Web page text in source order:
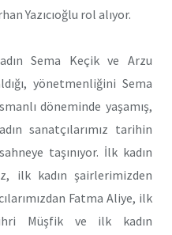
Yazıcıoğlu rol alıyor.
Sema Keçik ve Arzu
yönetmenliğini Sema
döneminde yaşamış,
sanatçılarımız tarihin
taşınıyor. İlk kadın
ilk kadın şairlerimizden
Fatma Aliye, ilk
Müşfik ve ilk kadın